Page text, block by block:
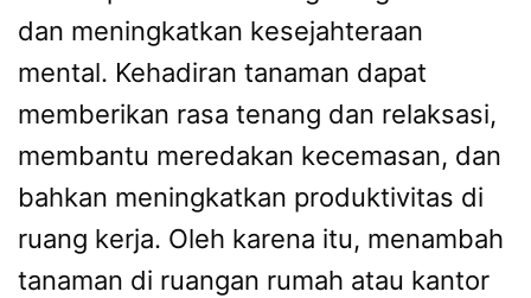
dan meningkatkan kesejahteraan
mental. Kehadiran tanaman dapat
memberikan rasa tenang dan relaksasi,
membantu meredakan kecemasan, dan
bahkan meningkatkan produktivitas di
ruang kerja. Oleh karena itu, menambah
tanaman di ruangan rumah atau kantor